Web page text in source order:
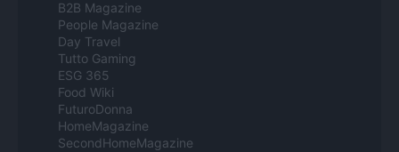
B2B Magazine
People Magazine
Day Travel
Tutto Gaming
ESG 365
Food Wiki
FuturoDonna
HomeMagazine
SecondHomeMagazine